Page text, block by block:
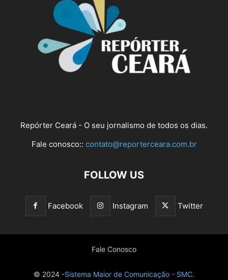
Repórter Ceará - O seu jornalismo de todos os dias.
Fale conosco:: contato@reporterceara.com.br
FOLLOW US
Facebook Instagram Twitter
Fale Conosco
© 2024 -Sistema Maior de Comunicação - SMC.